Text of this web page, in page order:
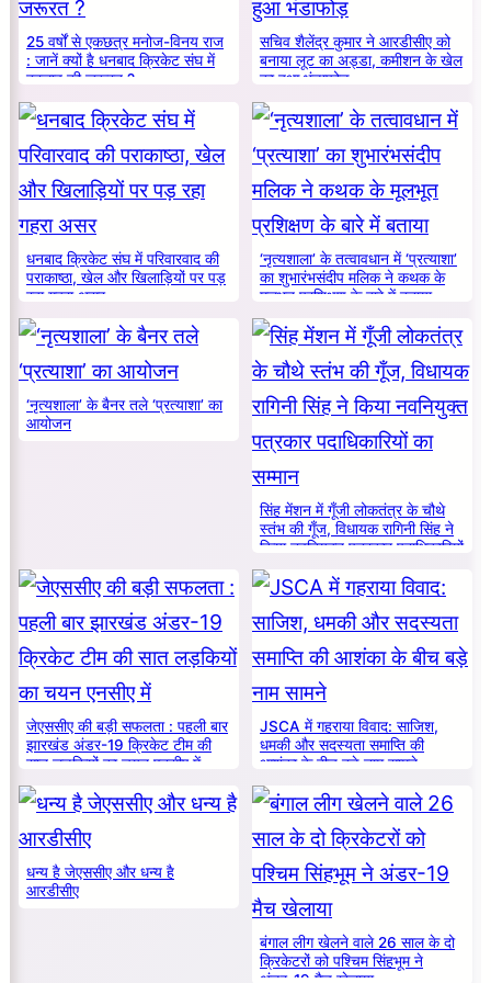
25 वर्षों से एकछत्र मनोज-विनय राज
: जानें क्यों है धनबाद क्रिकेट संघ में
बदलाव की जरूरत ?
सचिव शैलेंद्र कुमार ने आरडीसीए को
बनाया लूट का अड्डा, कमीशन के खेल
का हुआ भंडाफोड़
धनबाद क्रिकेट संघ में परिवारवाद की
पराकाष्ठा, खेल और खिलाड़ियों पर पड़
रहा गहरा असर
‘नृत्यशाला’ के तत्वावधान में ‘प्रत्याशा’
का शुभारंभसंदीप मलिक ने कथक के
मूलभूत प्रशिक्षण के बारे में बताया
‘नृत्यशाला’ के बैनर तले ‘प्रत्याशा’ का
आयोजन
सिंह मेंशन में गूँजी लोकतंत्र के चौथे
स्तंभ की गूँज, विधायक रागिनी सिंह ने
किया नवनियुक्त पत्रकार पदाधिकारियों
का सम्मान
जेएससीए की बड़ी सफलता : पहली बार
झारखंड अंडर-19 क्रिकेट टीम की
सात लड़कियों का चयन एनसीए में
JSCA में गहराया विवाद: साजिश,
धमकी और सदस्यता समाप्ति की
आशंका के बीच बड़े नाम सामने
धन्य है जेएससीए और धन्य है
आरडीसीए
बंगाल लीग खेलने वाले 26 साल के दो
क्रिकेटरों को पश्चिम सिंहभूम ने